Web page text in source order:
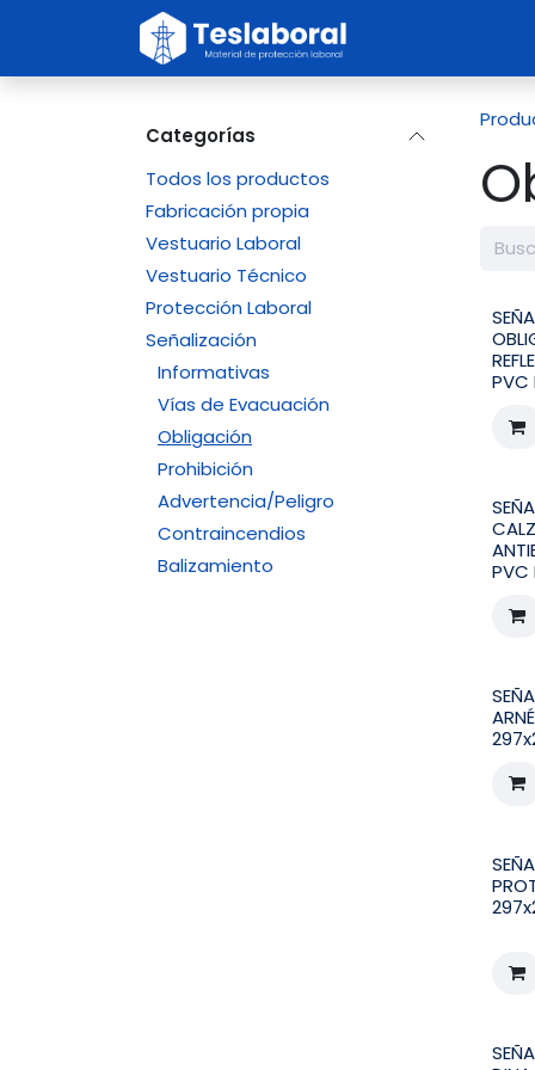
Categorías
Todos los productos
Fabricación propia
Vestuario Laboral
Vestuario Técnico
Protección Laboral
Señalización
Informativas
Vías de Evacuación
Obligación
Prohibición
Advertencia/Peligro
Contraincendios
Balizamiento
PVC
PVC